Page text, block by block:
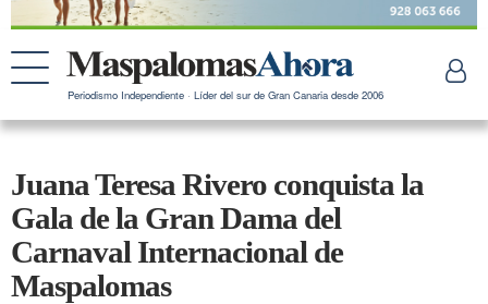
Periodismo Independiente · Líder del sur de Gran Canaria desde 2006
Juana Teresa Rivero conquista la
Gala de la Gran Dama del
Carnaval Internacional de
Maspalomas